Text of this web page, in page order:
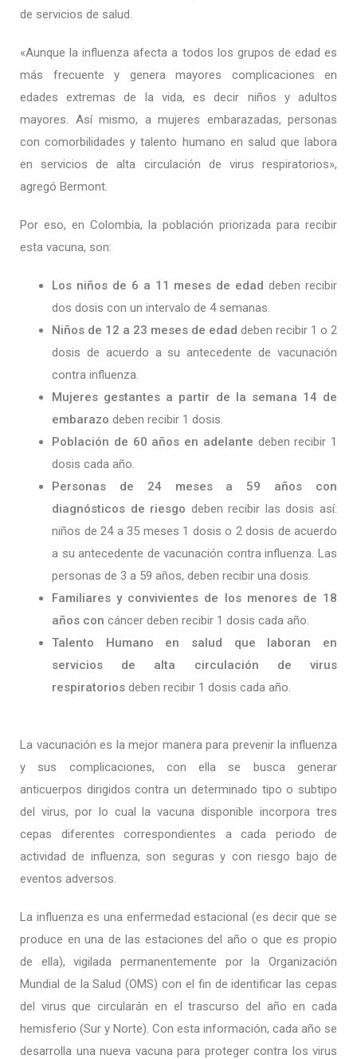
de servicios de salud.
«Aunque la influenza afecta a todos los grupos de edad es
más frecuente y genera mayores complicaciones en
edades extremas de la vida, es decir niños y adultos
mayores. Así mismo, a mujeres embarazadas, personas
con comorbilidades y talento humano en salud que labora
en servicios de alta circulación de virus respiratorios»,
agregó Bermont.
Por eso, en Colombia, la población priorizada para recibir
esta vacuna, son:
Los niños de 6 a 11 meses de edad deben recibir
dos dosis con un intervalo de 4 semanas.
Niños de 12 a 23 meses de edad deben recibir 1 o 2
dosis de acuerdo a su antecedente de vacunación
contra influenza.
Mujeres gestantes a partir de la semana 14 de
embarazo deben recibir 1 dosis.
Población de 60 años en adelante deben recibir 1
dosis cada año.
Personas de 24 meses a 59 años con
diagnósticos de riesgo deben recibir las dosis así:
niños de 24 a 35 meses 1 dosis o 2 dosis de acuerdo
a su antecedente de vacunación contra influenza. Las
personas de 3 a 59 años, deben recibir una dosis.
Familiares y convivientes de los menores de 18
años con cáncer deben recibir 1 dosis cada año.
Talento Humano en salud que laboran en
servicios de alta circulación de virus
respiratorios deben recibir 1 dosis cada año.
La vacunación es la mejor manera para prevenir la influenza
y sus complicaciones, con ella se busca generar
anticuerpos dirigidos contra un determinado tipo o subtipo
del virus, por lo cual la vacuna disponible incorpora tres
cepas diferentes correspondientes a cada periodo de
actividad de influenza, son seguras y con riesgo bajo de
eventos adversos.
La influenza es una enfermedad estacional (es decir que se
produce en una de las estaciones del año o que es propio
de ella), vigilada permanentemente por la Organización
Mundial de la Salud (OMS) con el fin de identificar las cepas
del virus que circularán en el trascurso del año en cada
hemisferio (Sur y Norte). Con esta información, cada año se
desarrolla una nueva vacuna para proteger contra los virus